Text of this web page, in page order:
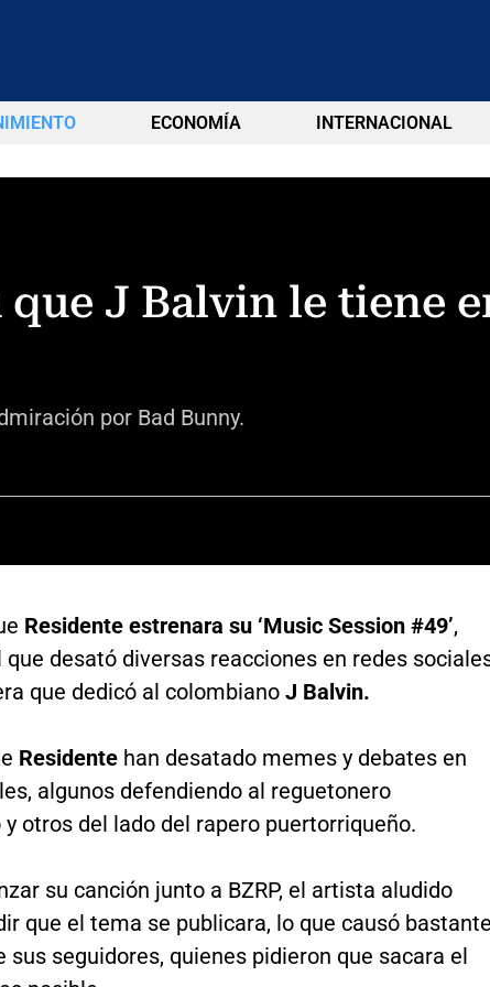
ECONOMÍA INTERNACIONAL
que J Balvin le tiene
por Bad Bunny.
Residente estrenara su ‘Music Session #49’,
desató diversas reacciones en redes
que dedicó al colombianoJ Balvin.
Residentehan desatado memes y debates en
algunos defendiendo al reguetonero
otros del lado del rapero puertorriqueño.
su canción junto a BZRP, el artista aludido
que el tema se publicara, lo que causó
sus seguidores, quienes pidieron que sacara el